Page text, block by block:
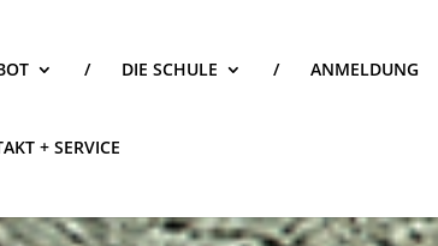
/ DIE SCHULE / ANMELDUNG
+ SERVICE